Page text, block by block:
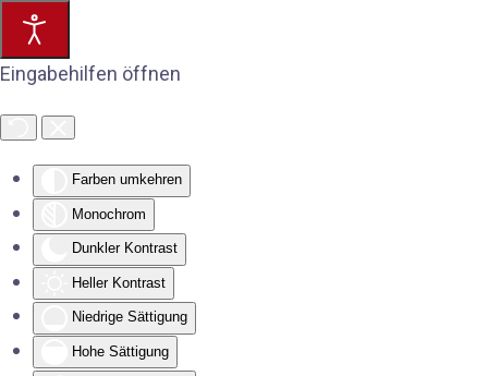
Eingabehilfen öffnen
Farben umkehren
Monochrom
Dunkler Kontrast
Heller Kontrast
Niedrige Sättigung
Hohe Sättigung